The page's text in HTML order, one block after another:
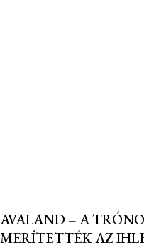
AVALAND – A
MERÍTETTÉK AZ